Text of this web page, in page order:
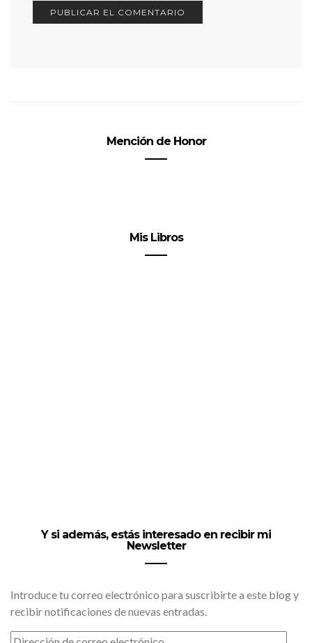
Mención de Honor
Mis Libros
Y si además, estás interesado en recibir mi
Newsletter
Introduce tu correo electrónico para suscribirte a este blog y
recibir notificaciones de nuevas entradas.
DIRECCIÓN